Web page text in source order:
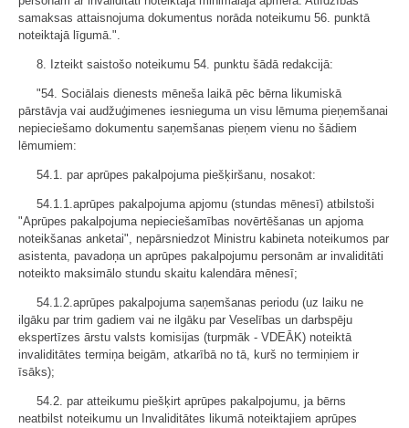
samaksas attaisnojuma dokumentus norāda noteikumu 56. punktā
noteiktajā līgumā.".
8. Izteikt saistošo noteikumu 54. punktu šādā redakcijā:
"54. Sociālais dienests mēneša laikā pēc bērna likumiskā
pārstāvja vai audžuģimenes iesnieguma un visu lēmuma pieņemšanai
nepieciešamo dokumentu saņemšanas pieņem vienu no šādiem
lēmumiem:
54.1. par aprūpes pakalpojuma piešķiršanu, nosakot:
54.1.1.aprūpes pakalpojuma apjomu (stundas mēnesī) atbilstoši
"Aprūpes pakalpojuma nepieciešamības novērtēšanas un apjoma
noteikšanas anketai", nepārsniedzot Ministru kabineta noteikumos par
asistenta, pavadoņa un aprūpes pakalpojumu personām ar invaliditāti
noteikto maksimālo stundu skaitu kalendāra mēnesī;
54.1.2.aprūpes pakalpojuma saņemšanas periodu (uz laiku ne
ilgāku par trim gadiem vai ne ilgāku par Veselības un darbspēju
ekspertīzes ārstu valsts komisijas (turpmāk - VDEĀK) noteiktā
invaliditātes termiņa beigām, atkarībā no tā, kurš no termiņiem ir
īsāks);
54.2. par atteikumu piešķirt aprūpes pakalpojumu, ja bērns
neatbilst noteikumu un Invaliditātes likumā noteiktajiem aprūpes